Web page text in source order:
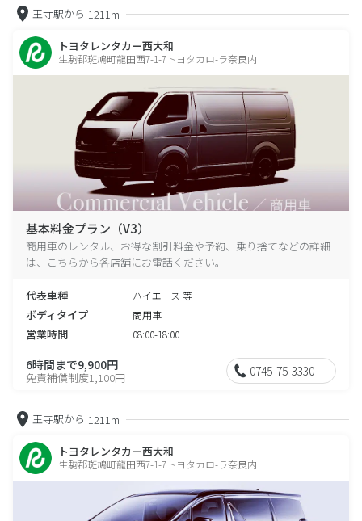
王寺駅から 1211m
トヨタレンタカー西大和
生駒郡斑鳩町龍田西7-1-7トヨタカロ-ラ奈良内
基本料金プラン（V3）
商用車のレンタル、お得な割引料金や予約、乗り捨てなどの詳細
は、こちらから各店舗にお電話ください。
代表車種 ハイエース 等
ボディタイプ 商用車
営業時間 08:00-18:00
6時間まで9,900円
免責補償制度1,100円 0745-75-3330
王寺駅から 1211m
トヨタレンタカー西大和
生駒郡斑鳩町龍田西7-1-7トヨタカロ-ラ奈良内